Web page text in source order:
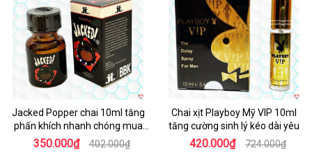
Jacked Popper chai 10ml tăng
phấn khích nhanh chóng mua
ngay
350.000₫ 402.000₫
Chai xịt Playboy Mỹ VIP 10ml
tăng cường sinh lý kéo dài yêu
420.000₫ 724.000₫